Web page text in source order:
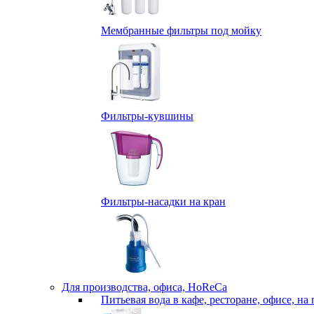
Мембранные фильтры под мойку
Фильтры-кувшины
Фильтры-насадки на кран
Для производства, офиса, HoReCa
Питьевая вода в кафе, ресторане, офисе, на